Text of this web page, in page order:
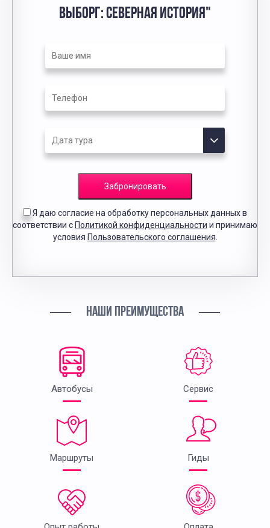
ВЫБОРГ: СЕВЕРНАЯ ИСТОРИЯ"
Забронировать
Я даю согласие на обработку персональных данных в
соответствии с Политикой конфиденциальности и принимаю
условия Пользовательского соглашения
НАШИ ПРЕИМУЩЕСТВА
Автобусы Сервис
Маршруты Гиды